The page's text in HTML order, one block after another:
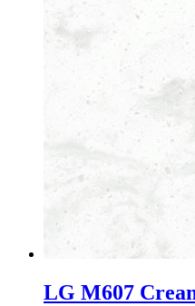
LG M607